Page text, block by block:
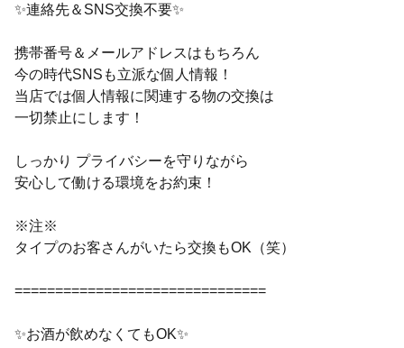
✨連絡先＆SNS交換不要✨
携帯番号＆メールアドレスはもちろん
今の時代SNSも立派な個人情報！
当店では個人情報に関連する物の交換は
一切禁止にします！
しっかり プライバシーを守りながら
安心して働ける環境をお約束！
※注※
タイプのお客さんがいたら交換もOK（笑）
===============================
✨お酒が飲めなくてもOK✨